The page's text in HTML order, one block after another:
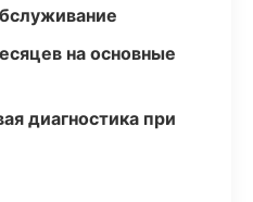
на основные
диагностика при